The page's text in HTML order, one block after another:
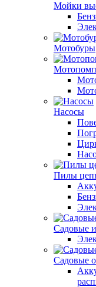
Мойки
Мотобуры
Насосы
Пилы
Садовые
Садовые